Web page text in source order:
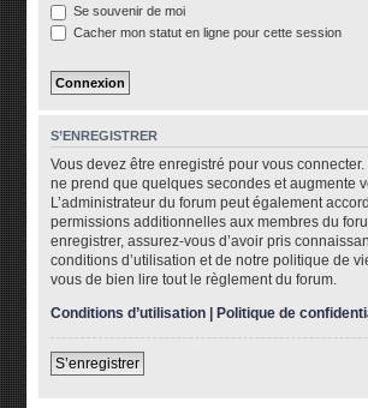
Se souvenir de moi
Cacher mon statut en ligne pour cette session
S’ENREGISTRER
Vous devez être enregistré pour vous connecter.
ne prend que quelques secondes et augmente
L’administrateur du forum peut également
permissions additionnelles aux membres du
enregistrer, assurez-vous d’avoir pris
conditions d’utilisation et de notre politique de
vous de bien lire tout le règlement du forum.
Conditions d’utilisation |Politique de
S’enregistrer